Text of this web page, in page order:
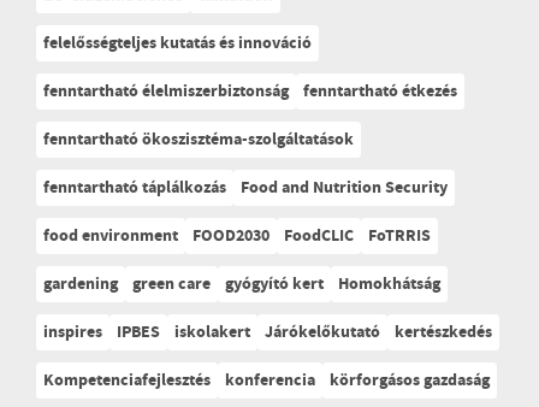
felelősségteljes kutatás és innováció
fenntartható élelmiszerbiztonság fenntartható étkezés
fenntartható ökoszisztéma-szolgáltatások
fenntartható táplálkozás
Food and Nutrition Security
food environment
FOOD2030 FoodCLIC
FoTRRIS
gardening green care gyógyító kert
Homokhátság
inspires
IPBES iskolakert Járókelőkutató
kertészkedés
Kompetenciafejlesztés
konferencia
körforgásos gazdaság